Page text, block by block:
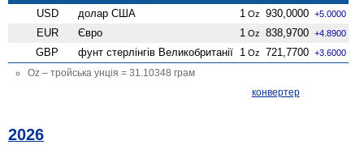
USD
долар США 1 Oz 930,0000 +5.0000
EUR Євро 1 Oz 838,9700 +4.8900
GBP фунт стерлінгів Велико­британії 1 Oz 721,7700 +3.6000
Oz – тройська унція = 31.10348 грам
конвертер
2026